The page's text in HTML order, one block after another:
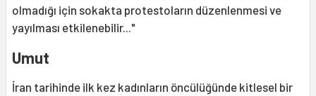
olmadığı için sokakta protestoların düzenlenmesi ve
yayılması etkilenebilir..."
Umut
İran tarihinde ilk kez kadınların öncülüğünde kitlesel bir